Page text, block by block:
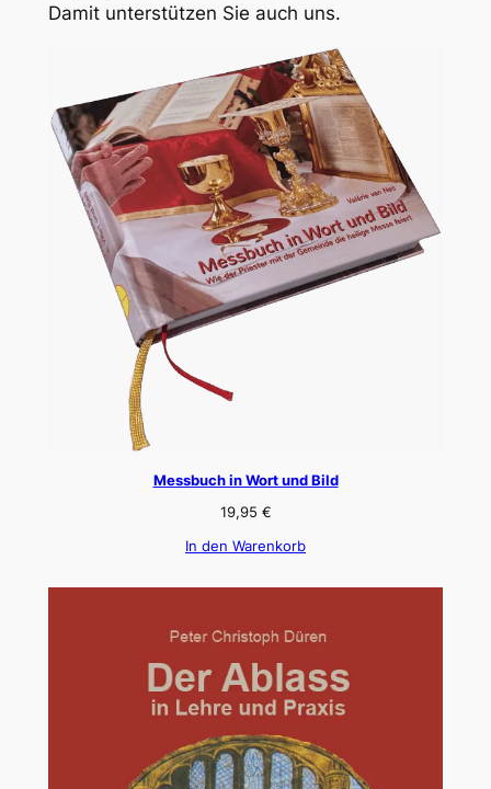
Damit unterstützen Sie auch uns.
Messbuch in Wort und Bild
19,95 €
In den Warenkorb